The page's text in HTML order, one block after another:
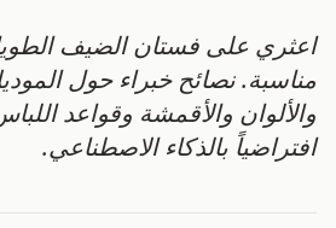
اعثري على فستان الضيف
مناسبة. نصائح خبراء حول
والألوان والأقمشة وقواعد
افتراضياً بالذكاء الاصطناعي.